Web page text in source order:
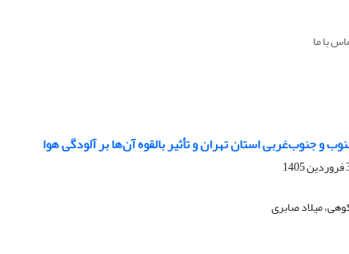
با ما
و جنوب‌غربی استان تهران و تأثیر بالقوه آن‌ها بر آلودگی هوا
میلاد صابری